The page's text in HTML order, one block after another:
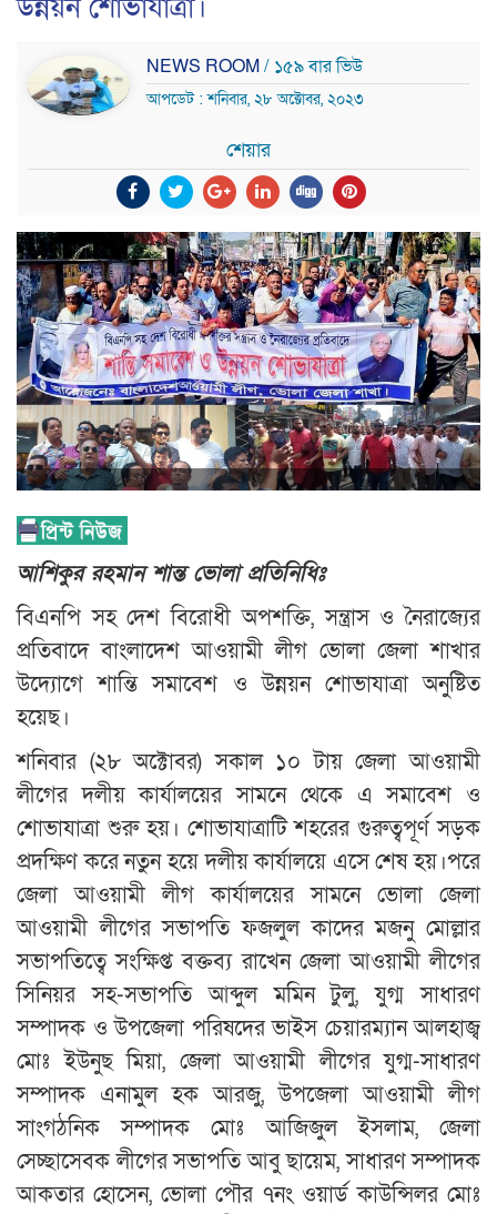
উন্নয়ন শোভাযাত্রা।
NEWS ROOM/ ১৫৯ বার ভিউ
আপডেট : শনিবার, ২৮ অক্টোবর, ২০২৩
শেয়ার
আশিকুর রহমান শান্ত ভোলা প্রতিনিধিঃ
বিএনপি সহ দেশ বিরোধী অপশক্তি, সন্ত্রাস ও নৈরাজ্যের
প্রতিবাদে বাংলাদেশ আওয়ামী লীগ ভোলা জেলা শাখার
উদ্যোগে শান্তি সমাবেশ ও উন্নয়ন শোভাযাত্রা অনুষ্টিত
হয়েছ।
শনিবার (২৮ অক্টোবর) সকাল ১০ টায় জেলা আওয়ামী
লীগের দলীয় কার্যালয়ের সামনে থেকে এ সমাবেশ ও
শোভাযাত্রা শুরু হয়। শোভাযাত্রাটি শহরের গুরুত্বপূর্ণ সড়ক
প্রদক্ষিণ করে নতুন হয়ে দলীয় কার্যালয়ে এসে শেষ হয়।পরে
জেলা আওয়ামী লীগ কার্যালয়ের সামনে ভোলা জেলা
আওয়ামী লীগের সভাপতি ফজলুল কাদের মজনু মোল্লার
সভাপতিত্বে সংক্ষিপ্ত বক্তব্য রাখেন জেলা আওয়ামী লীগের
সিনিয়র সহ-সভাপতি আব্দুল মমিন টুলু, যুগ্ম সাধারণ
সম্পাদক ও উপজেলা পরিষদের ভাইস চেয়ারম্যান আলহাজ্ব
মোঃ ইউনুছ মিয়া, জেলা আওয়ামী লীগের যুগ্ম-সাধারণ
সম্পাদক এনামুল হক আরজু, উপজেলা আওয়ামী লীগ
সাংগঠনিক সম্পাদক মোঃ আজিজুল ইসলাম, জেলা
সেচ্ছাসেবক লীগের সভাপতি আবু ছায়েম, সাধারণ সম্পাদক
আকতার হোসেন, ভোলা পৌর ৭নং ওয়ার্ড কাউন্সিলর মোঃ